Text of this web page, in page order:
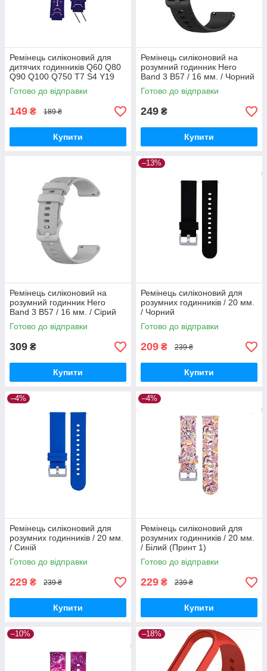
Ремінець силіконовий для
дитячих годинників Q60 Q80
Q90 Q100 Q750 T7 S4 Y19
Y21 / 16 mm / Фіолетово-
розовий
Готово до відправки
149 ₴ 189 ₴
Купити
Ремінець силіконовий на
розумний годинник Hero
Band 3 B57 / 16 мм. / Чорний
Готово до відправки
249 ₴
Купити
Ремінець силіконовий на
розумний годинник Hero
Band 3 B57 / 16 мм. / Сірий
Готово до відправки
309 ₴
Купити
–13%
Ремінець силіконовий для
розумних годинників / 20 мм.
/ Чорний
Готово до відправки
209 ₴ 239 ₴
Купити
–4%
Ремінець силіконовий для
розумних годинників / 20 мм.
/ Синій
Готово до відправки
229 ₴ 239 ₴
Купити
–4%
Ремінець силіконовий для
розумних годинників / 20 мм.
/ Білий (Принт 1)
Готово до відправки
229 ₴ 239 ₴
Купити
–10% –18%